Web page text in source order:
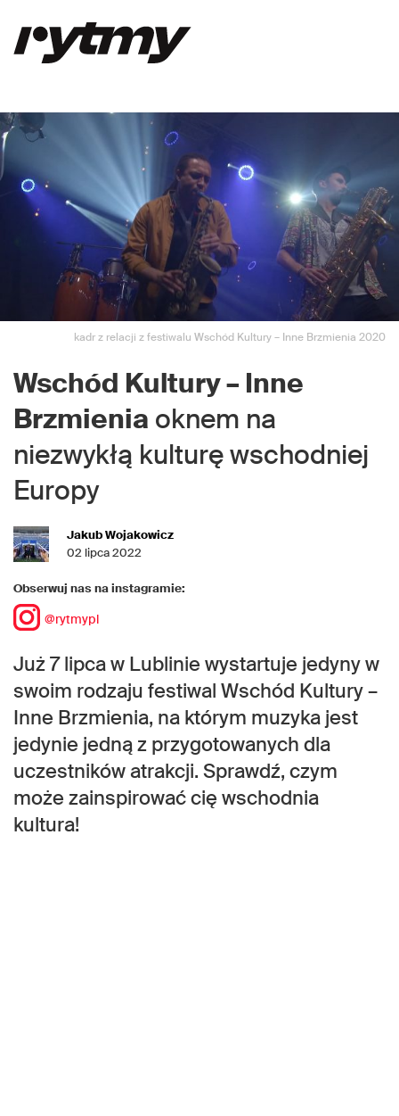
kadr z relacji z festiwalu Wschód Kultury – Inne Brzmienia 2020
Wschód Kultury – Inne
Brzmienia oknem na
niezwykłą kulturę wschodniej
Europy
Jakub Wojakowicz
02 lipca 2022
Obserwuj nas na instagramie:
@rytmypl
Już 7 lipca w Lublinie wystartuje jedyny w
swoim rodzaju festiwal Wschód Kultury –
Inne Brzmienia, na którym muzyka jest
jedynie jedną z przygotowanych dla
uczestników atrakcji. Sprawdź, czym
może zainspirować cię wschodnia
kultura!